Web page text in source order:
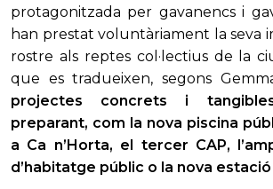
protagonitzada per gavanencs i
han prestat voluntàriament la seva
rostre als reptes col·lectius de la
que es tradueixen, segons
projectes concrets i
preparant, com la nova piscina
a Ca n’Horta, el tercer CAP,
d’habitatge públic o la nova estació